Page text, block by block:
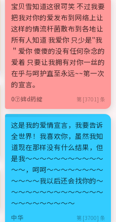
宝贝雪知道这很可笑 不过我要
把我对你的爱发布到网络上让
这样的情流杆菌散布到各地让
所有人知道 我爱你 只少是"我
＂爱你 傻傻的没有任何杂念的
爱着 只要让我拥有对你一丝的
在乎与呵护直至永远~~第一次
的宣言。
0⑦姩d箹綻 第 [3701] 条
这是我的爱情宣言，我要告诉
全世界！我喜欢你，虽然我知
道现在那样没有什么结果，但
是我～～～～～～～～～～～
～～，呵呵～～～～～～～～
～～～～我以后还会找你的～
～～～～～～～～～～～～～
～～～～～～～～～
中华 第 [3700] 条